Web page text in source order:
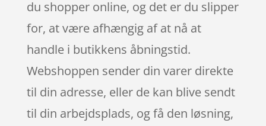
du shopper online, og det er du slipper
for, at være afhængig af at nå at
handle i butikkens åbningstid.
Webshoppen sender din varer direkte
til din adresse, eller de kan blive sendt
til din arbejdsplads, og få den løsning,